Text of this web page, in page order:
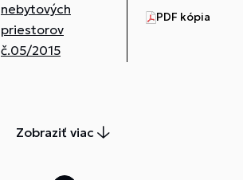
nebytových
priestorov
č.05/2015
PDF kópia
Zobraziť viac